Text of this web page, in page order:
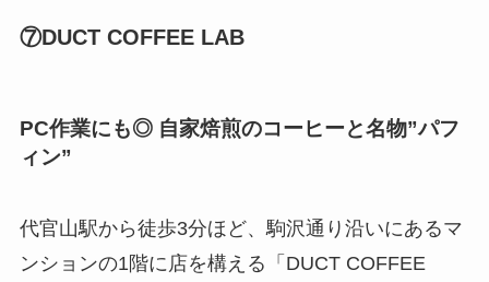
⑦DUCT COFFEE LAB
PC作業にも◎ 自家焙煎のコーヒーと名物”パフ
ィン”
代官山駅から徒歩3分ほど、駒沢通り沿いにあるマ
ンションの1階に店を構える「DUCT COFFEE